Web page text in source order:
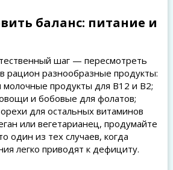
баланс: питание и
шаг — пересмотреть
рацион разнообразные продукты:
продукты для B12 и B2;
и бобовые для фолатов;
для остальных витаминов
или вегетарианец, продумайте
один из тех случаев, когда
легко приводят к дефициту.